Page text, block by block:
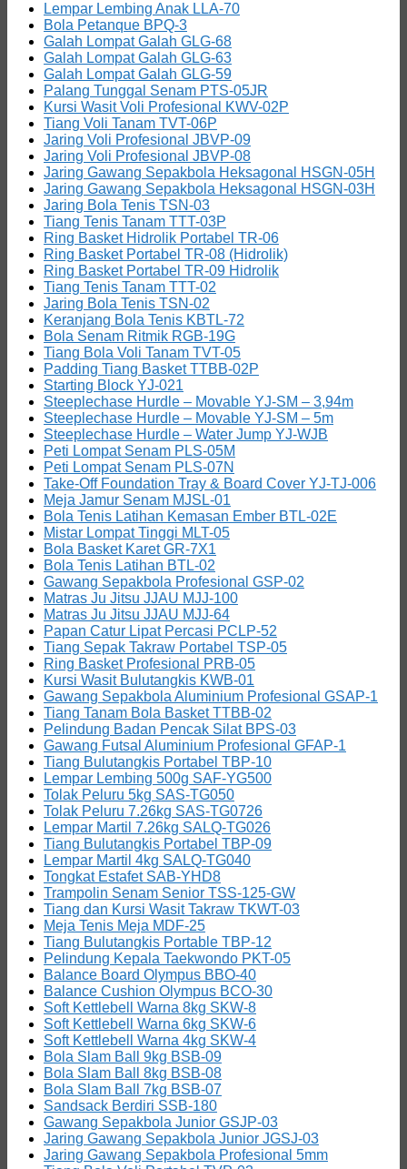
Lempar Lembing Anak LLA-70
Bola Petanque BPQ-3
Galah Lompat Galah GLG-68
Galah Lompat Galah GLG-63
Galah Lompat Galah GLG-59
Palang Tunggal Senam PTS-05JR
Kursi Wasit Voli Profesional KWV-02P
Tiang Voli Tanam TVT-06P
Jaring Voli Profesional JBVP-09
Jaring Voli Profesional JBVP-08
Jaring Gawang Sepakbola Heksagonal HSGN-05H
Jaring Gawang Sepakbola Heksagonal HSGN-03H
Jaring Bola Tenis TSN-03
Tiang Tenis Tanam TTT-03P
Ring Basket Hidrolik Portabel TR-06
Ring Basket Portabel TR-08 (Hidrolik)
Ring Basket Portabel TR-09 Hidrolik
Tiang Tenis Tanam TTT-02
Jaring Bola Tenis TSN-02
Keranjang Bola Tenis KBTL-72
Bola Senam Ritmik RGB-19G
Tiang Bola Voli Tanam TVT-05
Padding Tiang Basket TTBB-02P
Starting Block YJ-021
Steeplechase Hurdle – Movable YJ-SM – 3,94m
Steeplechase Hurdle – Movable YJ-SM – 5m
Steeplechase Hurdle – Water Jump YJ-WJB
Peti Lompat Senam PLS-05M
Peti Lompat Senam PLS-07N
Take-Off Foundation Tray & Board Cover YJ-TJ-006
Meja Jamur Senam MJSL-01
Bola Tenis Latihan Kemasan Ember BTL-02E
Mistar Lompat Tinggi MLT-05
Bola Basket Karet GR-7X1
Bola Tenis Latihan BTL-02
Gawang Sepakbola Profesional GSP-02
Matras Ju Jitsu JJAU MJJ-100
Matras Ju Jitsu JJAU MJJ-64
Papan Catur Lipat Percasi PCLP-52
Tiang Sepak Takraw Portabel TSP-05
Ring Basket Profesional PRB-05
Kursi Wasit Bulutangkis KWB-01
Gawang Sepakbola Aluminium Profesional GSAP-1
Tiang Tanam Bola Basket TTBB-02
Pelindung Badan Pencak Silat BPS-03
Gawang Futsal Aluminium Profesional GFAP-1
Tiang Bulutangkis Portabel TBP-10
Lempar Lembing 500g SAF-YG500
Tolak Peluru 5kg SAS-TG050
Tolak Peluru 7.26kg SAS-TG0726
Lempar Martil 7.26kg SALQ-TG026
Tiang Bulutangkis Portabel TBP-09
Lempar Martil 4kg SALQ-TG040
Tongkat Estafet SAB-YHD8
Trampolin Senam Senior TSS-125-GW
Tiang dan Kursi Wasit Takraw TKWT-03
Meja Tenis Meja MDF-25
Tiang Bulutangkis Portable TBP-12
Pelindung Kepala Taekwondo PKT-05
Balance Board Olympus BBO-40
Balance Cushion Olympus BCO-30
Soft Kettlebell Warna 8kg SKW-8
Soft Kettlebell Warna 6kg SKW-6
Soft Kettlebell Warna 4kg SKW-4
Bola Slam Ball 9kg BSB-09
Bola Slam Ball 8kg BSB-08
Bola Slam Ball 7kg BSB-07
Sandsack Berdiri SSB-180
Gawang Sepakbola Junior GSJP-03
Jaring Gawang Sepakbola Junior JGSJ-03
Jaring Gawang Sepakbola Profesional 5mm